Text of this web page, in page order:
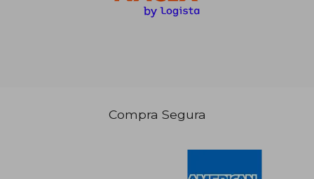
Compra Segura